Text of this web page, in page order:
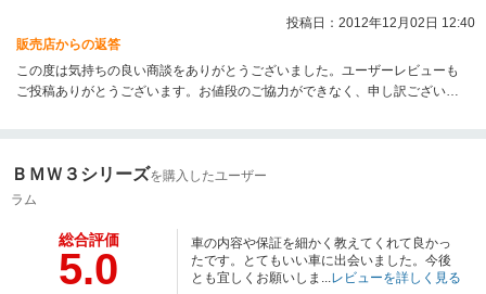
投稿日：2012年12月02日 12:40
販売店からの返答
この度は気持ちの良い商談をありがとうございました。ユーザーレビューも
ご投稿ありがとうございます。お値段のご協力ができなく、申し訳ございま
今後もより良い店舗を目指してまいります。当社では納車後のお付き合いを
ポートさせて頂く事が我々の役目ですので、お車についてご不明な事がござ
いましたらお気軽にお申し付け下さいませ。精一杯アフターフォローをさせ
ございました。これからの末永いお付き合いを、どうぞ宜しくお願い致しま
ＢＭＷ３シリーズを購入したユーザー
ラム
総合評価
5.0
車の内容や保証を細かく教えてくれて良かっ
たです。とてもいい車に出会いました。今後
とも宜しくお願いしま... レビューを詳しく見る